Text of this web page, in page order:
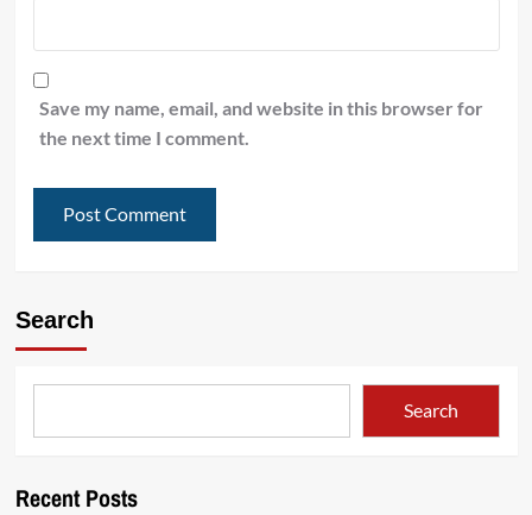
Save my name, email, and website in this browser for
the next time I comment.
Search
Search
Recent Posts